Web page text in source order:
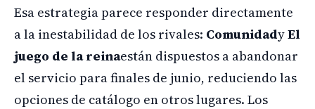
Esa estrategia parece responder directamente
a la inestabilidad de los rivales: ComunidadyEl
juego de la reinaestán dispuestos a abandonar
el servicio para finales de junio, reduciendo las
opciones de catálogo en otros lugares. Los